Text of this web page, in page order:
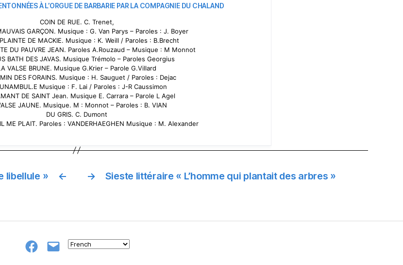
À L’ORGUE DE BARBARIE PAR LA COMPAGNIE DU CHALAND
COIN DE RUE. C. Trenet,
GARÇON. Musique : G. Van Parys – Paroles : J. Boyer
DE MACKIE. Musique : K. Weill / Paroles : B.Brecht
DU PAUVRE JEAN. Paroles A.Rouzaud – Musique : M Monnot
BATH DES JAVAS. Musique Trémolo – Paroles Georgius
VALSE BRUNE. Musique G.Krier – Parole G.Villard
DES FORAINS. Musique : H. Sauguet / Paroles : Dejac
Musique : F. Lai / Paroles : J-R Caussimon
DE SAINT Jean. Musique E. Carrara – Parole L Agel
JAUNE. Musique. M : Monnot – Paroles : B. VIAN
DU GRIS. C. Dumont
IL ME PLAIT. Paroles : VANDERHAEGHEN Musique : M. Alexander
←
libellule » → Sieste littéraire « L’homme qui plantait des arbres »
GroupeE-